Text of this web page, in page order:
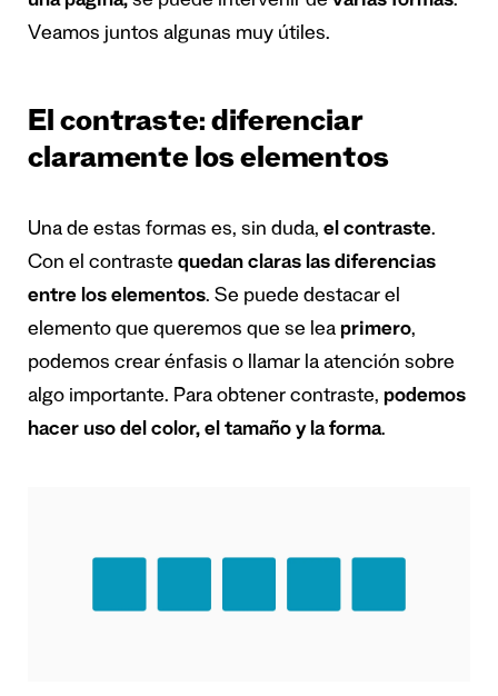
Veamos juntos algunas muy útiles.
El contraste: diferenciar
claramente los elementos
Una de estas formas es, sin duda, el contraste.
Con el contraste quedan claras las diferencias
entre los elementos. Se puede destacar el
elemento que queremos que se lea primero,
podemos crear énfasis o llamar la atención sobre
algo importante. Para obtener contraste, podemos
hacer uso del color, el tamaño y la forma.